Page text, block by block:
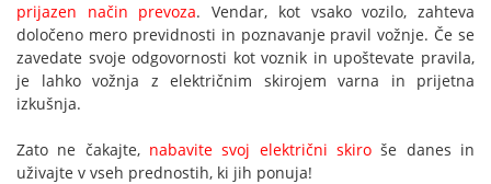
prijazen način prevoza. Vendar, kot vsako vozilo, zahteva
določeno mero previdnosti in poznavanje pravil vožnje. Če se
zavedate svoje odgovornosti kot voznik in upoštevate pravila,
je lahko vožnja z električnim skirojem varna in prijetna
izkušnja.
Zato ne čakajte, nabavite svoj električni skiro še danes in
uživajte v vseh prednostih, ki jih ponuja!